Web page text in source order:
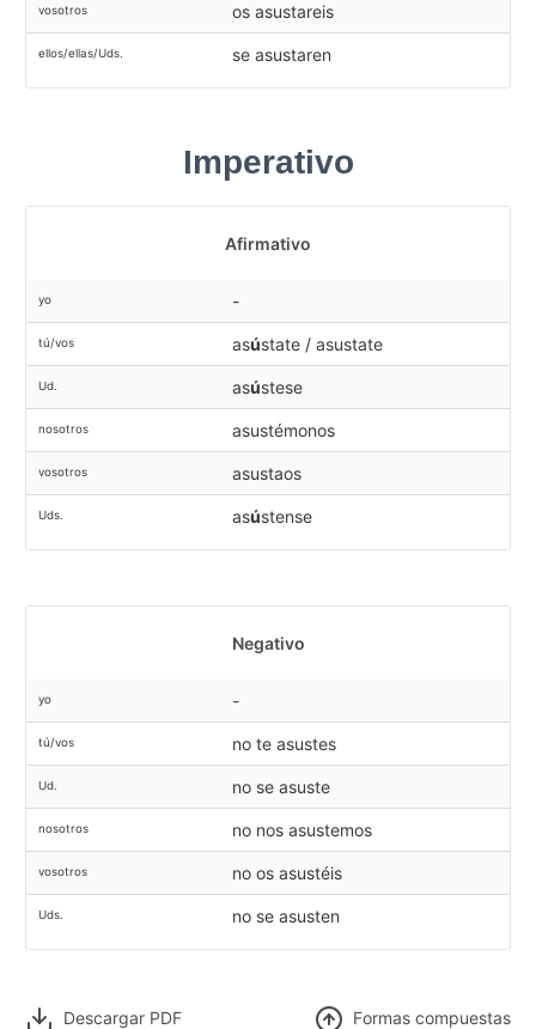
vosotros os asustareis
ellos/ellas/Uds. se asustaren
Imperativo
Afirmativo
yo -
tú/vos asústate / asustate
Ud. asústese
nosotros asustémonos
vosotros asustaos
Uds. asústense
Negativo
yo -
tú/vos no te asustes
Ud. no se asuste
nosotros no nos asustemos
vosotros no os asustéis
Uds. no se asusten
Descargar PDF Formas compuestas